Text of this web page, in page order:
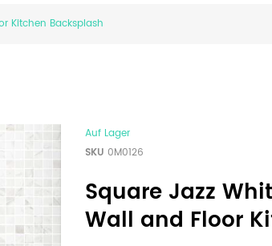
Kitchen Backsplash
Auf Lager
SKU 0M0126
Square Jazz
Wall and Floor